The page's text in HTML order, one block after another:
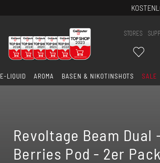
STORES
E-LIQUID AROMA BASEN & NIKOTINSHOTS SALE
Revoltage Beam Dual
Berries Pod - 2er Pack